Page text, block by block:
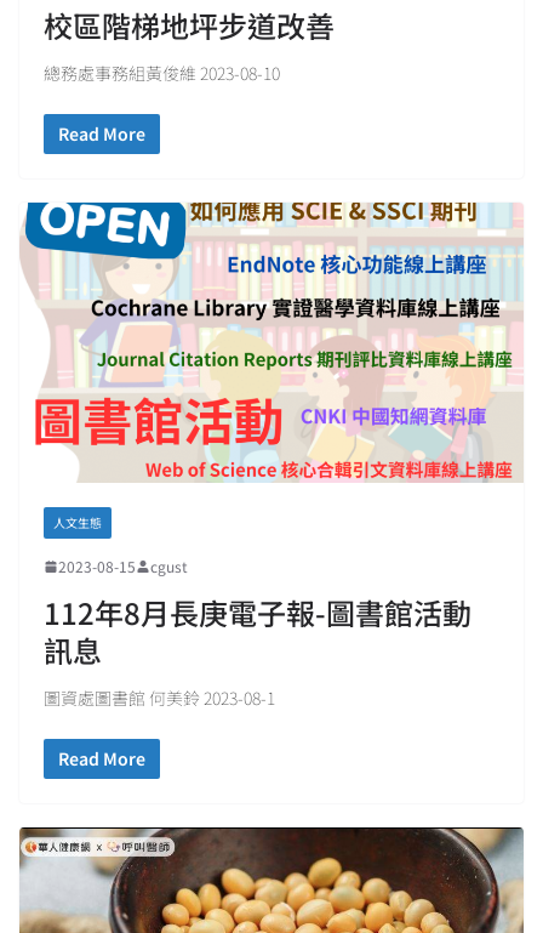
校區階梯地坪步道改善
總務處事務組黃俊維 2023-08-10
Read More
人文生態
2023-08-15 cgust
112年8月長庚電子報-圖書館活動
訊息
圖資處圖書館 何美鈴 2023-08-1
Read More